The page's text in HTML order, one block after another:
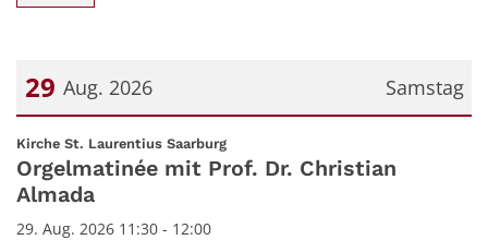
Samstag
29 Aug. 2026
Datum: 29. August 2026
Kirche St. Laurentius Saarburg:
Orgelmatinée mit Prof. Dr. Christian
Almada
29. Aug. 2026 11:30 - 12:00